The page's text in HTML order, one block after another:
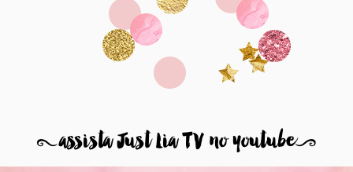
8assista Just Lia TV no youtube9